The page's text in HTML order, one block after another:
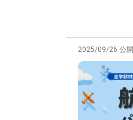
2025/09/26 公開